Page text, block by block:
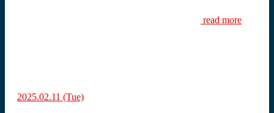
read more
2025.02.11 (Tue)